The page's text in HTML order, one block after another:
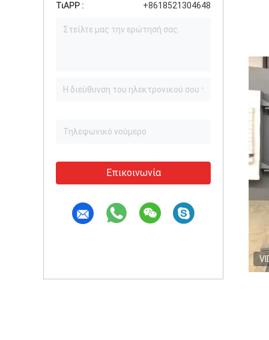
ΤιAPP : +8618521304648
Επικοινωνία